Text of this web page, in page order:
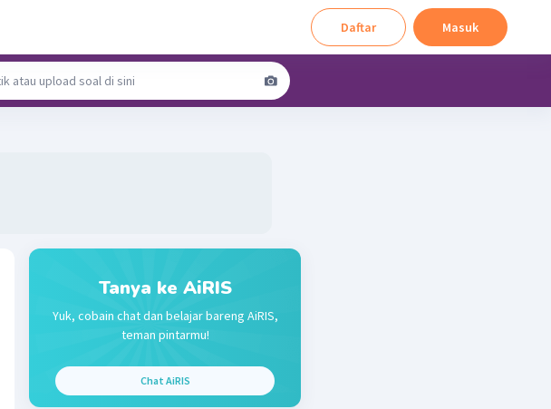
Daftar Masuk
Tanya ke AiRIS
Yuk, cobain chat dan belajar bareng AiRIS,
teman pintarmu!
Chat AiRIS